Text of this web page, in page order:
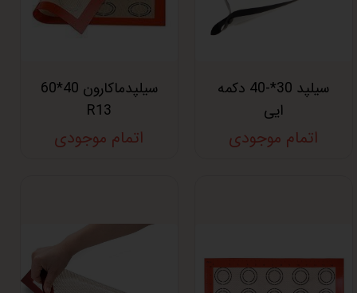
سیلپد 30*-40 دکمه
ایی
اتمام موجودی
سیلپدماکارون 40*60
R13
اتمام موجودی